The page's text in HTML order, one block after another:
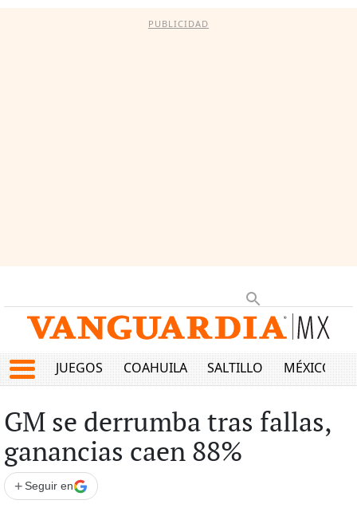
PUBLICIDAD
JUEGOS COAHUILA SALTILLO MÉXICO
GM se derrumba tras fallas,
ganancias caen 88%
+ Seguir en